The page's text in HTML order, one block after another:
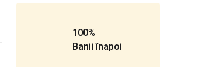
100%
Banii înapoi